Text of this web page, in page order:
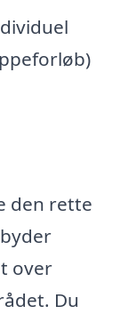
den rette
over
Du